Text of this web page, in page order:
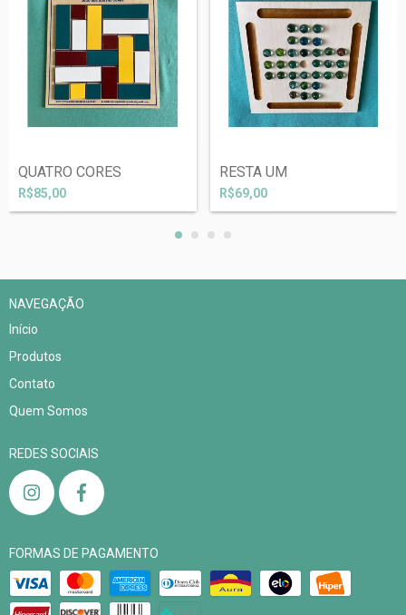
QUATRO CORES
R$85,00
RESTA UM
R$69,00
NAVEGAÇÃO
Início
Produtos
Contato
Quem Somos
REDES SOCIAIS
FORMAS DE PAGAMENTO